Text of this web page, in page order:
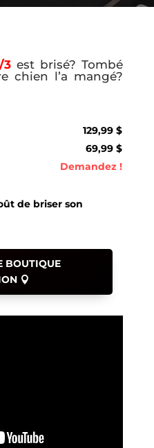
3 est brisé? Tombé
chien l’a mangé?
129,99 $
69,99 $
Demandez !
de briser son
BOUTIQUE